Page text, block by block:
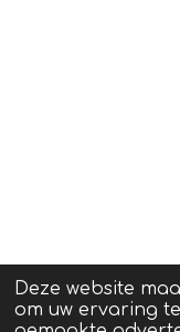
Deze website
om uw ervaring